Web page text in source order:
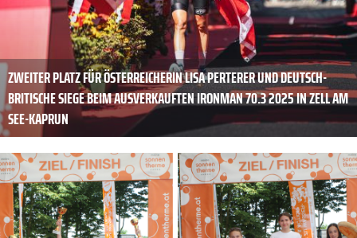
ZWEITER PLATZ FÜR ÖSTERREICHERIN LISA PERTERER UND DEUTSCH-
BRITISCHE SIEGE BEIM AUSVERKAUFTEN IRONMAN 70.3 2025 IN ZELL AM
SEE-KAPRUN